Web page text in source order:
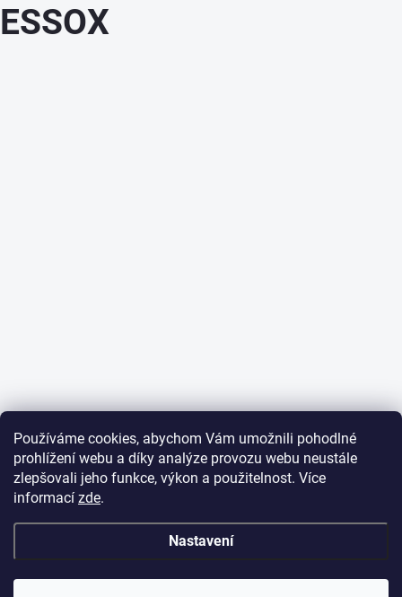
Používáme cookies, abychom Vám umožnili pohodlné
prohlížení webu a díky analýze provozu webu neustále
zlepšovali jeho funkce, výkon a použitelnost. Více
informací zde.
Nastavení
ESSOX